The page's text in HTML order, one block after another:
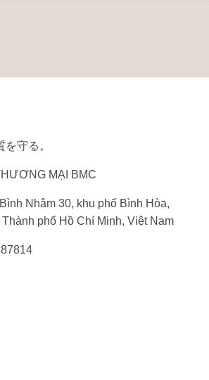
守る。
MẠI BMC
Nhâm 30, khu phố Bình Hòa,
phố Hồ Chí Minh, Việt Nam